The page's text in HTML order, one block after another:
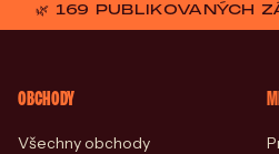
🌿 169 PUBLIKOVANÝCH
OBCHODY
Všechny obchody